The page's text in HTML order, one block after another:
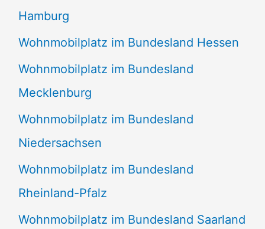
Hamburg
Wohnmobilplatz im Bundesland Hessen
Wohnmobilplatz im Bundesland
Mecklenburg
Wohnmobilplatz im Bundesland
Niedersachsen
Wohnmobilplatz im Bundesland
Rheinland-Pfalz
Wohnmobilplatz im Bundesland Saarland